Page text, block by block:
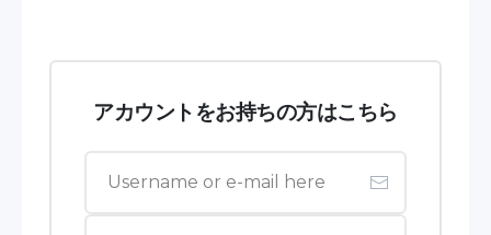
アカウントをお持ちの方はこちら